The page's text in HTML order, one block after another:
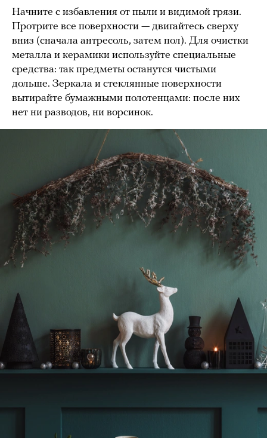
Начните с избавления от пыли и видимой грязи.
Протрите все поверхности — двигайтесь сверху
вниз (сначала антресоль, затем пол). Для очистки
металла и керамики используйте специальные
средства: так предметы останутся чистыми
дольше. Зеркала и стеклянные поверхности
вытирайте бумажными полотенцами: после них
нет ни разводов, ни ворсинок.